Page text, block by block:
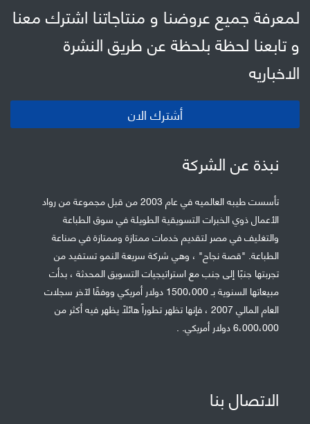
لمعرفة جميع عروضنا و منتاجاتنا اشترك معنا
و تابعنا لحظة بلحظة عن طريق النشرة
الاخباريه
أشترك الان
نبذة عن الشركة
تأسست طيبه العالميه في عام 2003 من قبل مجموعة من رواد
الأعمال ذوي الخبرات التسويقية الطويلة في سوق الطباعة
والتغليف في مصر لتقديم خدمات ممتازة وممتازة في صناعة
الطباعة. "قصة نجاح" ، وهي شركة سريعة النمو تستفيد من
تجربتها جنبًا إلى جنب مع استراتيجيات التسويق المحدثة ، بدأت
مبيعاتها السنوية بـ 1500،000 دولار أمريكي ووفقًا لآخر سجلات
العام المالي 2007 ، فإنها تظهر تطوراً هائلاً يظهر فيه أكثر من
6،000،000 دولار أمريكي. .
الاتصال بنا